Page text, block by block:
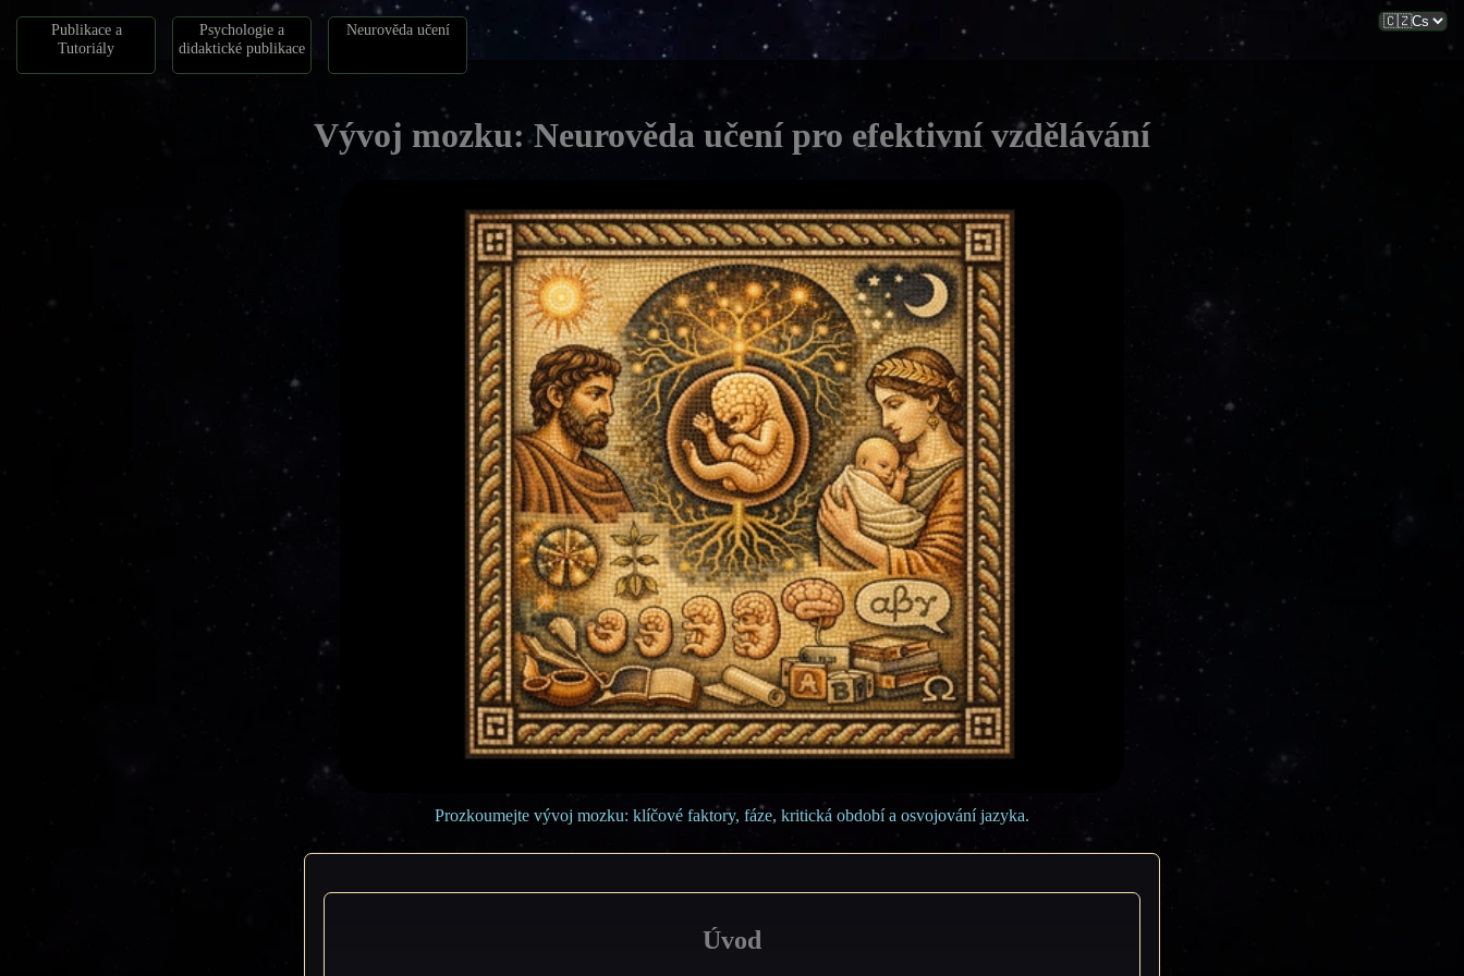
Publikace a
Tutoriály
Psychologie a
didaktické publikace
Neurověda učení
Vývoj mozku: Neurověda učení pro efektivní vzdělávání
Prozkoumejte vývoj mozku: klíčové faktory, fáze, kritická období a osvojování jazyka.
Úvod